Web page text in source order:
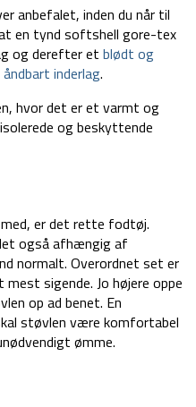
anbefalet, inden du når til
en tynd softshell gore-tex
og derefter et blødt og
inderlag.
hvor det er et varmt og
og beskyttende
er det rette fodtøj.
også afhængig af
normalt. Overordnet set er
sigende. Jo højere oppe
op ad benet. En
støvlen være komfortabel
ømme.